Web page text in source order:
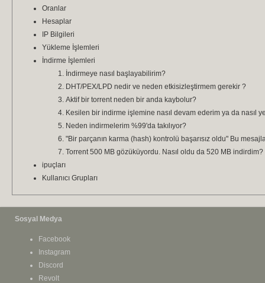
Oranlar
Hesaplar
IP Bilgileri
Yükleme İşlemleri
İndirme İşlemleri
İndirmeye nasıl başlayabilirim?
DHT/PEX/LPD nedir ve neden etkisizleştirmem gerekir ?
Aktif bir torrent neden bir anda kaybolur?
Kesilen bir indirme işlemine nasıl devam ederim ya da nasıl
Neden indirmelerim %99'da takılıyor?
"Bir parçanın karma (hash) kontrolü başarısız oldu" Bu
Torrent 500 MB gözüküyordu. Nasıl oldu da 520 MB indirdim?
ipuçları
Kullanıcı Grupları
Sosyal Medya
Facebook
Instagram
Discord
Revolt